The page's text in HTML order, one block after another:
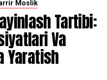
Moslik
Tartibi:
Va
Yaratish